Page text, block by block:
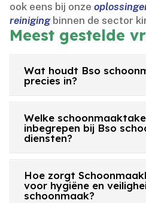
ook eens bij onze
reinigingbinnen de sector
Meest gestelde
Wat houdt Bso
precies in?
Welke
inbegrepen bij Bso
diensten?
Hoe zorgt
voor hygiëne en
schoonmaak?